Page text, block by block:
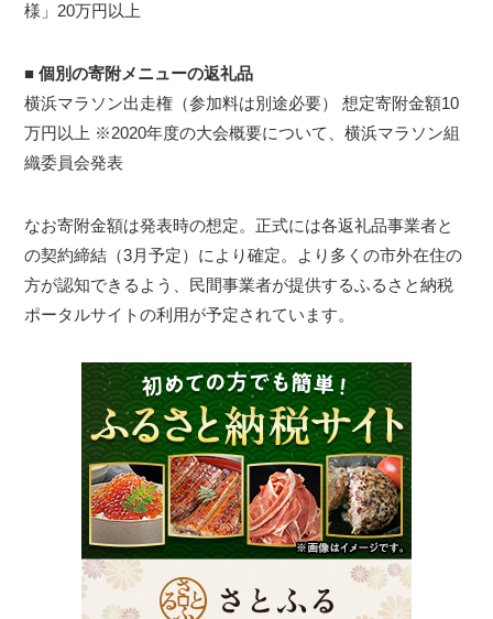
様」20万円以上
■個別の寄附メニューの返礼品
横浜マラソン出走権（参加料は別途必要） 想定寄附金額10
万円以上 ※2020年度の大会概要について、横浜マラソン組
織委員会発表
なお寄附金額は発表時の想定。正式には各返礼品事業者と
の契約締結（3月予定）により確定。より多くの市外在住の
方が認知できるよう、民間事業者が提供するふるさと納税
ポータルサイトの利用が予定されています。